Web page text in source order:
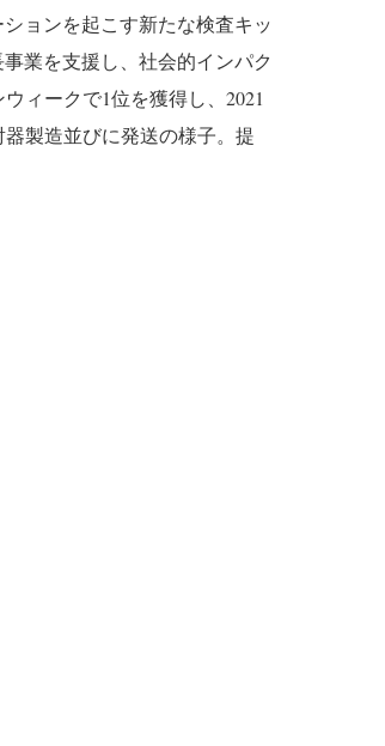
ョンを起こす新たな検査キッ
業を支援し、社会的インパク
ィークで1位を獲得し、2021
製造並びに発送の様子。提